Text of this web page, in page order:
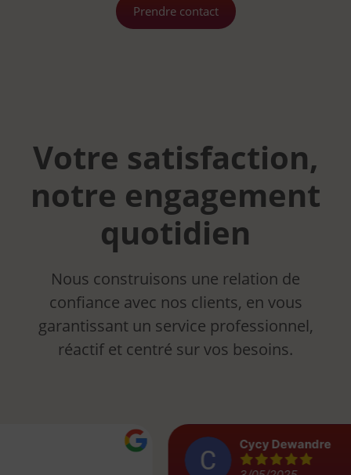
Prendre contact
Votre satisfaction,
notre engagement
quotidien
Nous construisons une relation de
confiance avec nos clients, en vous
garantissant un service professionnel,
réactif et centré sur vos besoins.
Cycy Dewandre